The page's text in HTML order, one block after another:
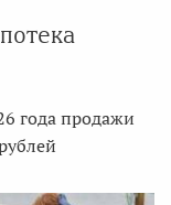
года продажи